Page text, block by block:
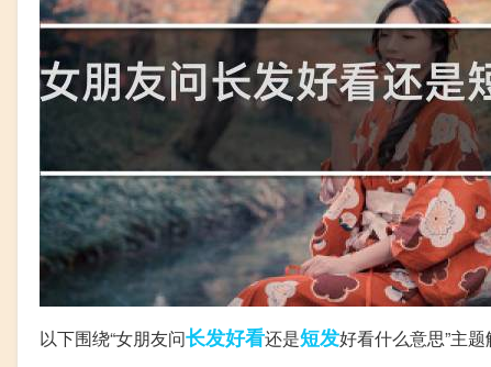
以下围绕“女朋友问长发好看还是短发好看什么意思”主